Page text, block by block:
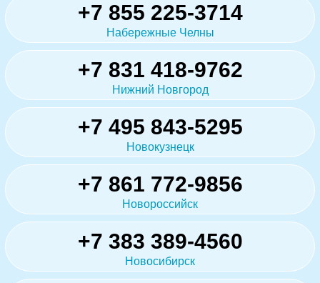
+7 855 225-3714
Набережные Челны
+7 831 418-9762
Нижний Новгород
+7 495 843-5295
Новокузнецк
+7 861 772-9856
Новороссийск
+7 383 389-4560
Новосибирск